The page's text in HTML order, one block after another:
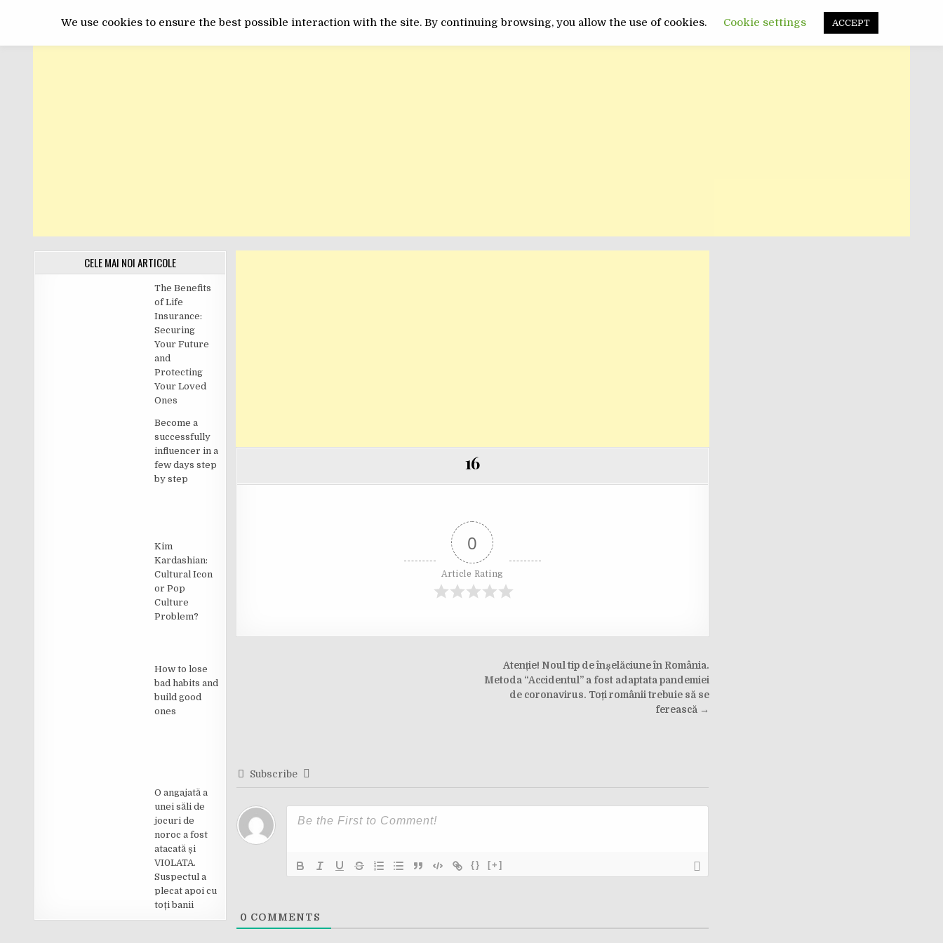
GET ONLINE ACTUALITATE INEDIT FUNNY SANATATE POLITIC
CELE MAI NOI ARTICOLE
The Benefits
of Life
Insurance:
Securing
Your Future
and
Protecting
Your Loved
Ones
Become a
successfully
influencer in a
few days step
by step
Kim
Kardashian:
Cultural Icon
or Pop
Culture
Problem?
How to lose
bad habits and
build good
ones
O angajată a
unei săli de
jocuri de
noroc a fost
atacată și
VI0LATA.
Suspectul a
plecat apoi cu
toți banii
16
0
Article Rating
Atenție! Noul tip de înșelăciune în România.
Metoda “Accidentul” a fost adaptata pandemiei
de coronavirus. Toți românii trebuie să se
ferească →
Subscribe
{} [+]
0 COMMENTS
We use cookies to ensure the best possible interaction with the site. By continuing browsing, you allow the use of cookies. Cookie settings ACCEPT